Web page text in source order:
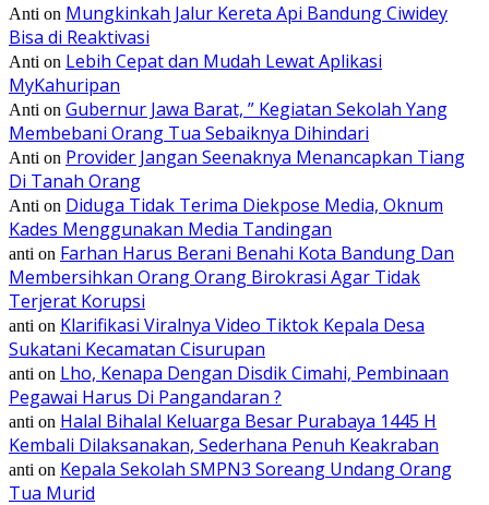
Anti on Mungkinkah Jalur Kereta Api Bandung Ciwidey
Bisa di Reaktivasi
Anti on Lebih Cepat dan Mudah Lewat Aplikasi
MyKahuripan
Anti on Gubernur Jawa Barat, ” Kegiatan Sekolah Yang
Membebani Orang Tua Sebaiknya Dihindari
Anti on Provider Jangan Seenaknya Menancapkan Tiang
Di Tanah Orang
Anti on Diduga Tidak Terima Diekpose Media, Oknum
Kades Menggunakan Media Tandingan
anti on Farhan Harus Berani Benahi Kota Bandung Dan
Membersihkan Orang Orang Birokrasi Agar Tidak
Terjerat Korupsi
anti on Klarifikasi Viralnya Video Tiktok Kepala Desa
Sukatani Kecamatan Cisurupan
anti on Lho, Kenapa Dengan Disdik Cimahi, Pembinaan
Pegawai Harus Di Pangandaran ?
anti on Halal Bihalal Keluarga Besar Purabaya 1445 H
Kembali Dilaksanakan, Sederhana Penuh Keakraban
anti on Kepala Sekolah SMPN3 Soreang Undang Orang
Tua Murid